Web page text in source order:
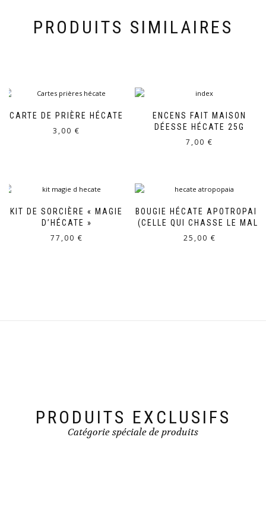
PRODUITS SIMILAIRES
CARTE DE PRIÈRE HÉCATE
3,00 €
ENCENS FAIT MAISON
DÉESSE HÉCATE 25G
7,00 €
KIT DE SORCIÈRE « MAGIE
D’HÉCATE »
77,00 €
BOUGIE HÉCATE APOTROPAIA
(CELLE QUI CHASSE LE MAL)
25,00 €
PRODUITS EXCLUSIFS
Catégorie spéciale de produits